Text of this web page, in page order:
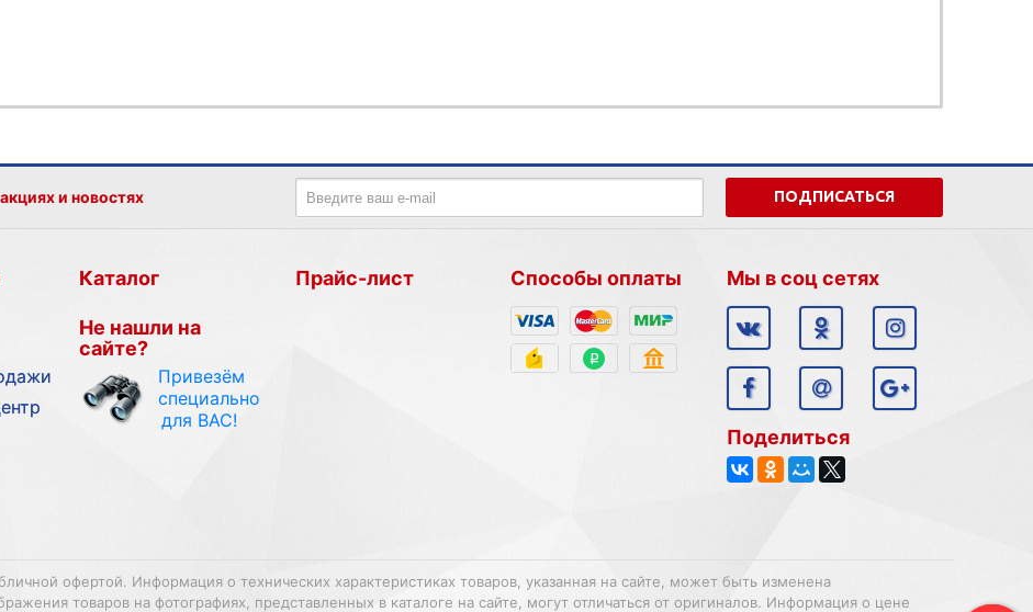
и новостях ПОДПИСАТЬСЯ
Каталог
Не нашли на
сайте?
Привезём
специально
для ВАС!
Прайс-лист Способы оплаты Мы в соц сетях
Поделиться
офертой. Информация о технических характеристиках товаров, указанная на сайте, может быть изменена
товаров на фотографиях, представленных в каталоге на сайте, могут отличаться от оригиналов. Информация о цене